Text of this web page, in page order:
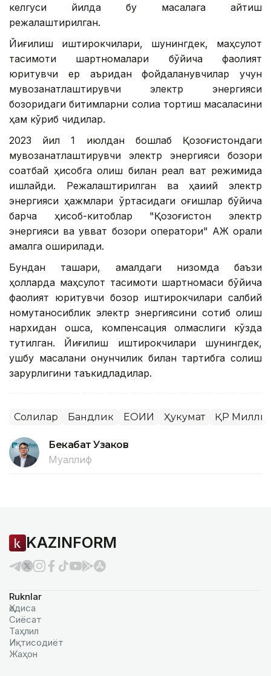
келгуси йилда бу масалага қайтиш
режалаштирилган.
Йиғилиш иштирокчилари, шунингдек, маҳсулот
тақсимоти шартномалари бўйича фаолият
юритувчи ер қаъридан фойдаланувчилар учун
мувозанатлаштирувчи электр энергияси
бозоридаги битимларни солиққа тортиш масаласини
ҳам кўриб чиқдилар.
2023 йил 1 июлдан бошлаб Қозоғистондаги
мувозанатлаштирувчи электр энергияси бозори
соатбай ҳисобга олиш билан реал вақт режимида
ишлайди. Режалаштирилган ва ҳақиқий электр
энергияси ҳажмлари ўртасидаги оғишлар бўйича
барча ҳисоб-китоблар "Қозоғистон электр
энергияси ва қувват бозори оператори" АЖ орқали
амалга оширилади.
Бундан ташқари, амалдаги низомда баъзи
ҳолларда маҳсулот тақсимоти шартномаси бўйича
фаолият юритувчи бозор иштирокчилари салбий
номутаносиблик электр энергиясини сотиб олиш
нархидан ошса, компенсация олмаслиги кўзда
тутилган. Йиғилиш иштирокчилари шунингдек,
ушбу масалани қонунчилик билан тартибга солиш
зарурлигини таъкидладилар.
Солиқлар Бандлик ЕОИИ Ҳукумат ҚР Миллий
Бекабат Узаков
Муаллиф
KAZINFORM
Ruknlar
Ҳодиса
Сиёсат
Таҳлил
Иқтисодиёт
Жаҳон